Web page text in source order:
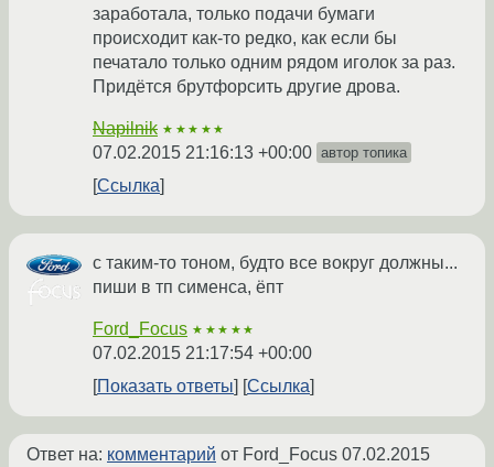
заработала, только подачи бумаги
происходит как-то редко, как если бы
печатало только одним рядом иголок за раз.
Придётся брутфорсить другие дрова.
Napilnik ★★★★★
07.02.2015 21:16:13 +00:00 автор топика
Ссылка
с таким-то тоном, будто все вокруг должны...
пиши в тп сименса, ёпт
Ford_Focus ★★★★★
07.02.2015 21:17:54 +00:00
Показать ответы
Ссылка
Ответ на: комментарий от Ford_Focus 07.02.2015